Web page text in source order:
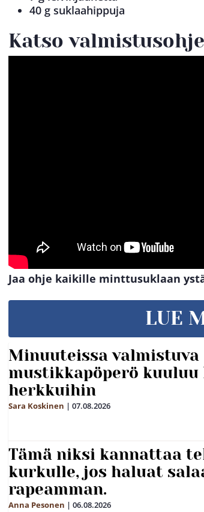
40 g suklaahippuja
Katso
Jaa ohje kaikille minttusuklaan
LUE
Minuuteissa valmistuva
mustikkapöperö kuuluu
herkkuihin
Sara Koskinen | 07.08.2026
Tämä niksi kannattaa
kurkulle, jos haluat
rapeamman.
Anna Pesonen | 06.08.2026